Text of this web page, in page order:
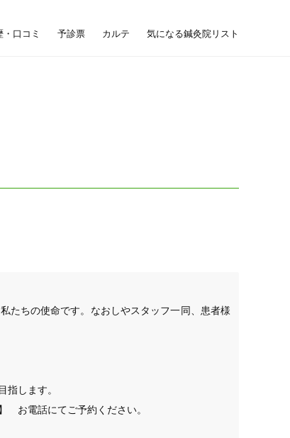
口コミ 予診票 カルテ 気になる鍼灸院リスト
たちの使命です。なおしやスタッフ一同、患者様
指します。
お電話にてご予約ください。